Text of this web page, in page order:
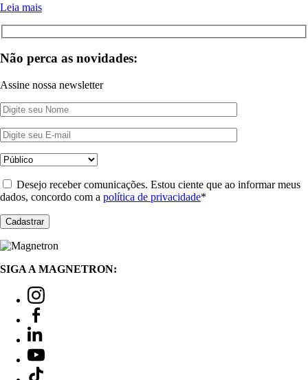
Leia mais
Não perca as novidades:
Assine nossa newsletter
Desejo receber comunicações. Estou ciente que ao informar meus
dados, concordo com a política de privacidade*
SIGA A MAGNETRON: